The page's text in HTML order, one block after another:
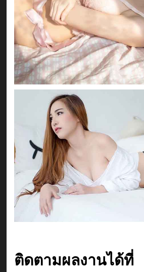
ติดตามผลงานได้ที่